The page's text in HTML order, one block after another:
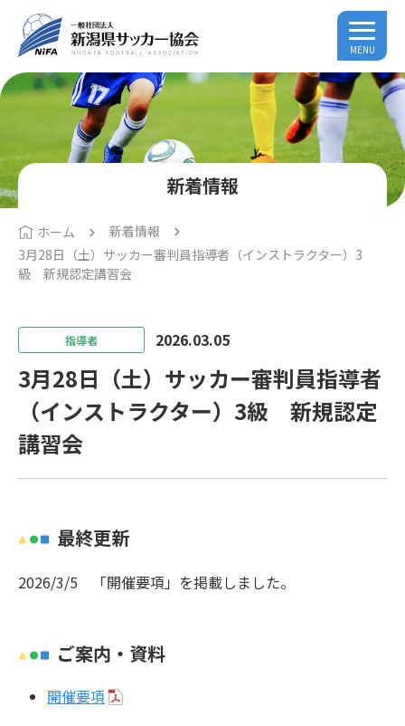
MENU
新着情報
ホーム
新着情報
3月28日（土）サッカー審判員指導者（インストラクター）3
級 新規認定講習会
指導者 2026.03.05
3月28日（土）サッカー審判員指導者
（インストラクター）3級 新規認定
講習会
最終更新
2026/3/5 「開催要項」を掲載しました。
ご案内・資料
開催要項